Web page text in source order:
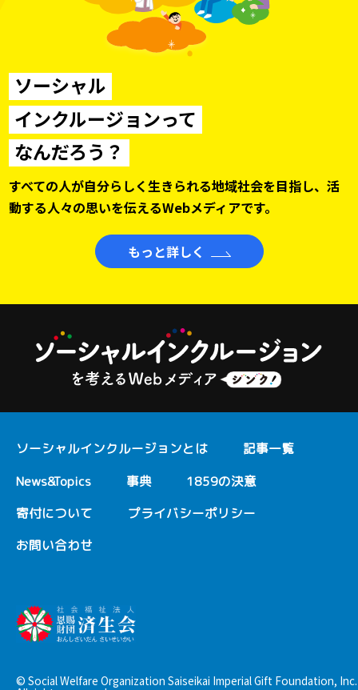
ソーシャル
インクルージョンって
なんだろう？
すべての人が自分らしく生きられる地域社会を目指し、活
動する人々の思いを伝えるWebメディアです。
もっと詳しく
ソーシャルインクルージョンとは
記事一覧
News&Topics
事典
1859の決意
寄付について
プライバシーポリシー
お問い合わせ
© Social Welfare Organization Saiseikai Imperial Gift Foundation, Inc.